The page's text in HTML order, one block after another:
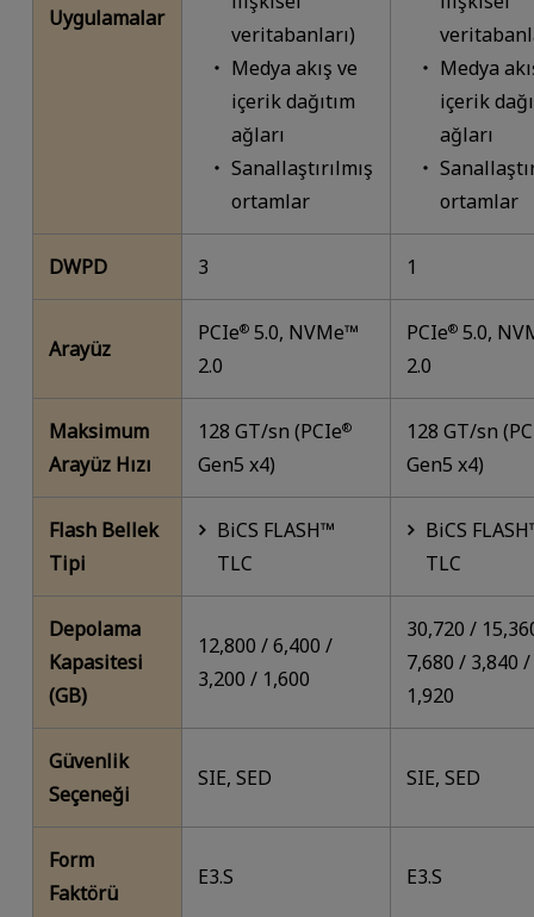
Uygulamalar
veritabanları)
Medya akış ve
içerik dağıtım
ağları
Sanallaştırılmış
ortamlar
Medya
içerik
ağları
ortamlar
DWPD 3 1
Arayüz
PCIe® 5.0, NVMe™
2.0
PCIe® 5.0,
2.0
Maksimum
Arayüz Hızı
128 GT/sn (PCIe®
Gen5 x4)
128 GT/sn
Gen5 x4)
Flash Bellek
Tipi
BiCS FLASH™
TLC
BiCS
TLC
Depolama
Kapasitesi
(GB)
12,800 / 6,400 /
3,200 / 1,600
30,720 /
7,680 / 3,840 /
1,920
Güvenlik
Seçeneği
SIE, SED SIE, SED
Form
Faktörü
E3.S E3.S